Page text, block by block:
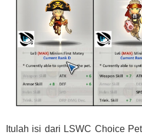
Itulah isi dari LSWC Choice